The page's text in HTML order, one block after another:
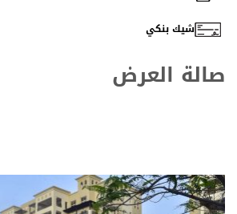
شيك بنكي
صالة العرض